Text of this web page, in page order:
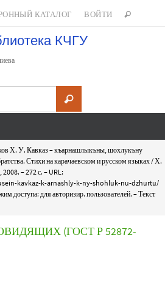
КАТАЛОГ ВОЙТИ
КЧГУ
Х. У. Кавказ – къарнашлыкъны, шохлукъну
Стихи на карачаевском и русском языках / Х.
– 272 с. – URL:
kavkaz-k-arnashly-k-ny-shohluk-nu-dzhurtu/
доступа: для авторизир. пользователей. – Текст
(ГОСТ Р 52872-